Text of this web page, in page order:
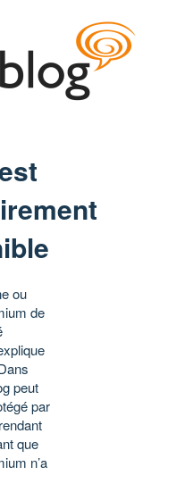
ou
de
peut
par
que
n’a